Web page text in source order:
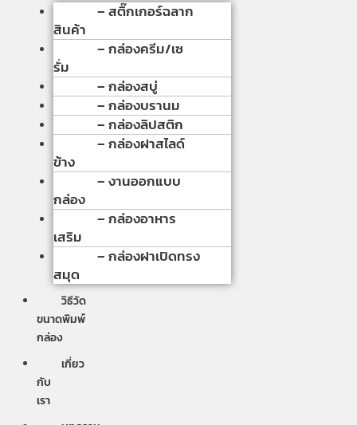
– สติ๊กเกอร์ฉลาก
สินค้า
– กล่องครีม/เซ
รั่ม
– กล่องสบู่
– กล่องบรานม
– กล่องลิปสติก
– กล่องฝาสไลด์
ข้าง
– งานออกแบบ
กล่อง
– กล่องอาหาร
เสริม
– กล่องฝาเปิดทรง
สมุด
วิธีวัด
ขนาดพิมพ์
กล่อง
เกี่ยว
กับ
เรา